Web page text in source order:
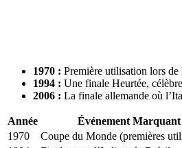
1970 : Première utilisation lors
1994 : Une finale Heurtée,
2006 : La finale allemande où
Année Événement Marquant
1970
Coupe du Monde (premières